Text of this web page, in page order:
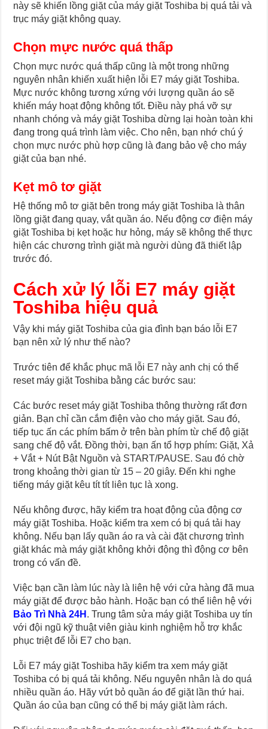
này sẽ khiến lồng giặt của máy giặt Toshiba bị quá tải và
trục máy giặt không quay.
Chọn mực nước quá thấp
Chọn mực nước quá thấp cũng là một trong những
nguyên nhân khiến xuất hiện lỗi E7 máy giặt Toshiba.
Mực nước không tương xứng với lượng quần áo sẽ
khiến máy hoạt động không tốt. Điều này phá vỡ sự
nhanh chóng và máy giặt Toshiba dừng lại hoàn toàn khi
đang trong quá trình làm việc. Cho nên, bạn nhớ chú ý
chọn mực nước phù hợp cũng là đang bảo vệ cho máy
giặt của bạn nhé.
Kẹt mô tơ giặt
Hệ thống mô tơ giặt bên trong máy giặt Toshiba là thân
lồng giặt đang quay, vắt quần áo. Nếu động cơ điện máy
giặt Toshiba bị kẹt hoặc hư hỏng, máy sẽ không thể thực
hiện các chương trình giặt mà người dùng đã thiết lập
trước đó.
Cách xử lý lỗi E7 máy giặt
Toshiba hiệu quả
Vậy khi máy giặt Toshiba của gia đình bạn báo lỗi E7
bạn nên xử lý như thế nào?
Trước tiên để khắc phục mã lỗi E7 này anh chị có thể
reset máy giặt Toshiba bằng các bước sau:
Các bước reset máy giặt Toshiba thông thường rất đơn
giản. Bạn chỉ cần cắm điện vào cho máy giặt. Sau đó,
tiếp tục ấn các phím bấm ở trên bàn phím từ chế độ giặt
sang chế độ vắt. Đồng thời, bạn ấn tổ hợp phím: Giặt, Xả
+ Vắt + Nút Bật Nguồn và START/PAUSE. Sau đó chờ
trong khoảng thời gian từ 15 – 20 giây. Đến khi nghe
tiếng máy giặt kêu tít tít liên tục là xong.
Nếu không được, hãy kiểm tra hoạt động của động cơ
máy giặt Toshiba. Hoặc kiểm tra xem có bị quá tải hay
không. Nếu bạn lấy quần áo ra và cài đặt chương trình
giặt khác mà máy giặt không khởi động thì động cơ bên
trong có vấn đề.
Việc bạn cần làm lúc này là liên hệ với cửa hàng đã mua
máy giặt để được bảo hành. Hoặc bạn có thể liên hệ với
Bảo Trì Nhà 24H . Trung tâm sửa máy giặt Toshiba uy tín
với đội ngũ kỹ thuật viên giàu kinh nghiệm hỗ trợ khắc
phục triệt để lỗi E7 cho bạn.
Lỗi E7 máy giặt Toshiba hãy kiểm tra xem máy giặt
Toshiba có bị quá tải không. Nếu nguyên nhân là do quá
nhiều quần áo. Hãy vứt bỏ quần áo để giặt lần thứ hai.
Quần áo của bạn cũng có thể bị máy giặt làm rách.